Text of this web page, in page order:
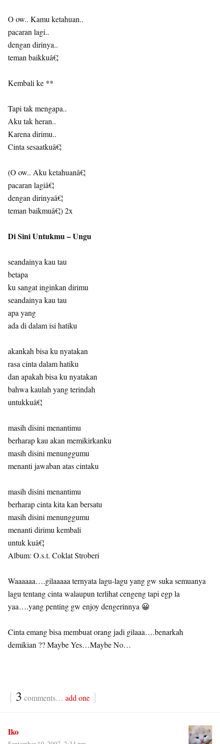
O ow.. Kamu ketahuan..
pacaran lagi..
dengan dirinya..
teman baikkuâ€¦
Kembali ke **
Tapi tak mengapa..
Aku tak heran..
Karena dirimu..
Cinta sesaatkuâ€¦
(O ow.. Aku ketahuanâ€¦
pacaran lagiâ€¦
dengan dirinyaâ€¦
teman baikmuâ€¦) 2x
Di Sini Untukmu – Ungu
seandainya kau tau
betapa
ku sangat inginkan dirimu
seandainya kau tau
apa yang
ada di dalam isi hatiku
akankah bisa ku nyatakan
rasa cinta dalam hatiku
dan apakah bisa ku nyatakan
bahwa kaulah yang terindah
untukkuâ€¦
masih disini menantimu
berharap kau akan memikirkanku
masih disini menunggumu
menanti jawaban atas cintaku
masih disini menantimu
berharap cinta kita kan bersatu
masih disini menunggumu
menanti dirimu kembali
untuk kuâ€¦
Album: O.s.t. Coklat Stroberi
Waaaaaa….gilaaaaa ternyata lagu-lagu yang gw suka semuanya
lagu tentang cinta walaupun terlihat cengeng tapi egp la
yaa….yang penting gw enjoy dengerinnya 😀
Cinta emang bisa membuat orang jadi gilaaa….benarkah
demikian ?? Maybe Yes…Maybe No…
{ 3 comments… add one }
Iko